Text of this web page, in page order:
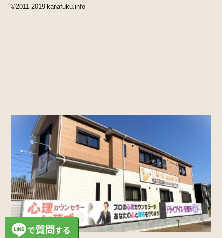
©2011-2019 kanafuku.info